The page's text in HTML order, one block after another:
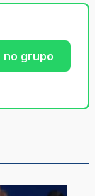
no grupo